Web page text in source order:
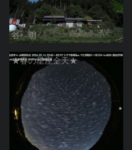
谷 明
★春の星座全天★